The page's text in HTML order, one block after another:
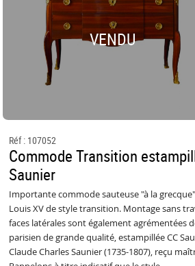
VENDU
Réf : 107052
Commode Transition
Saunier
Importante commode sauteuse "à la
Louis XV de style transition. Montage sans
faces latérales sont également agrémentées
parisien de grande qualité, estampillée CC
Claude Charles Saunier (1735-1807), reçu